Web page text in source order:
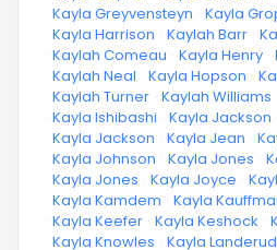
· Kayla Greyvensteyn · Kayla
· Kayla Harrison · Kaylah Barr ·
· Kaylah Comeau · Kayla Henry ·
· Kaylah Neal · Kayla Hopson ·
· Kaylah Turner · Kaylah Williams
· Kayla Ishibashi · Kayla Jackson
· Kayla Jackson · Kayla Jean ·
· Kayla Johnson · Kayla Jones ·
· Kayla Jones · Kayla Joyce ·
· Kayla Kamdem · Kayla
· Kayla Keefer · Kayla Keshock ·
· Kayla Knowles · Kayla Landerud